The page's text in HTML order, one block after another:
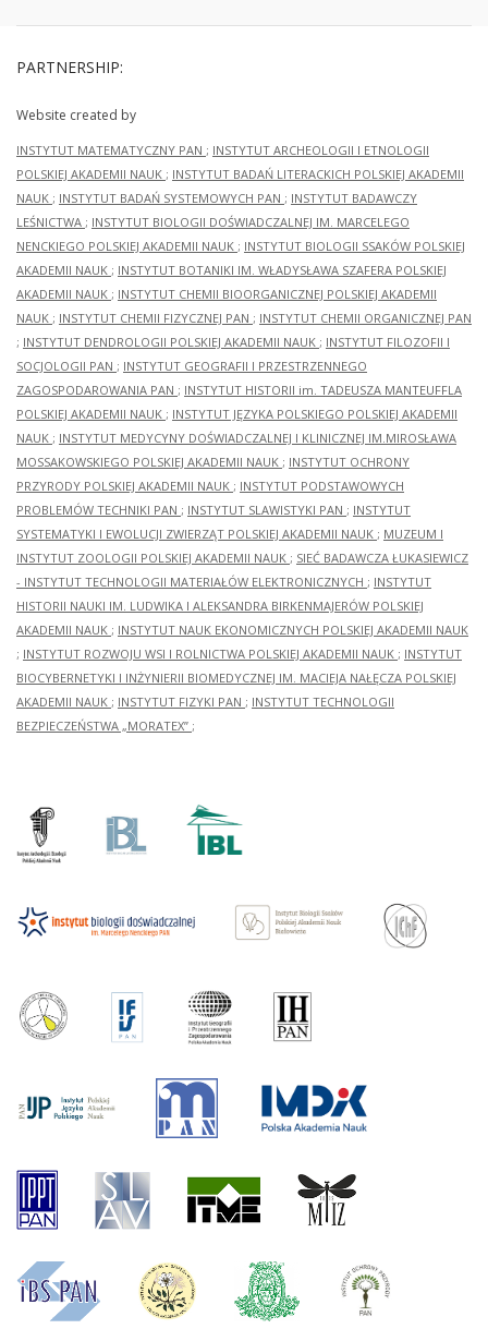
PARTNERSHIP:
Website created by
INSTYTUT MATEMATYCZNY PAN ; INSTYTUT ARCHEOLOGII I ETNOLOGII
POLSKIEJ AKADEMII NAUK ; INSTYTUT BADAŃ LITERACKICH POLSKIEJ AKADEMII
NAUK ; INSTYTUT BADAŃ SYSTEMOWYCH PAN ; INSTYTUT BADAWCZY
LEŚNICTWA ; INSTYTUT BIOLOGII DOŚWIADCZALNEJ IM. MARCELEGO
NENCKIEGO POLSKIEJ AKADEMII NAUK ; INSTYTUT BIOLOGII SSAKÓW POLSKIEJ
AKADEMII NAUK ; INSTYTUT BOTANIKI IM. WŁADYSŁAWA SZAFERA POLSKIEJ
AKADEMII NAUK ; INSTYTUT CHEMII BIOORGANICZNEJ POLSKIEJ AKADEMII
NAUK ; INSTYTUT CHEMII FIZYCZNEJ PAN ; INSTYTUT CHEMII ORGANICZNEJ PAN
; INSTYTUT DENDROLOGII POLSKIEJ AKADEMII NAUK ; INSTYTUT FILOZOFII I
SOCJOLOGII PAN ; INSTYTUT GEOGRAFII I PRZESTRZENNEGO
ZAGOSPODAROWANIA PAN ; INSTYTUT HISTORII im. TADEUSZA MANTEUFFLA
POLSKIEJ AKADEMII NAUK ; INSTYTUT JĘZYKA POLSKIEGO POLSKIEJ AKADEMII
NAUK ; INSTYTUT MEDYCYNY DOŚWIADCZALNEJ I KLINICZNEJ IM.MIROSŁAWA
MOSSAKOWSKIEGO POLSKIEJ AKADEMII NAUK ; INSTYTUT OCHRONY
PRZYRODY POLSKIEJ AKADEMII NAUK ; INSTYTUT PODSTAWOWYCH
PROBLEMÓW TECHNIKI PAN ; INSTYTUT SLAWISTYKI PAN ; INSTYTUT
SYSTEMATYKI I EWOLUCJI ZWIERZĄT POLSKIEJ AKADEMII NAUK ; MUZEUM I
INSTYTUT ZOOLOGII POLSKIEJ AKADEMII NAUK ; SIEĆ BADAWCZA ŁUKASIEWICZ
- INSTYTUT TECHNOLOGII MATERIAŁÓW ELEKTRONICZNYCH ; INSTYTUT
HISTORII NAUKI IM. LUDWIKA I ALEKSANDRA BIRKENMAJERÓW POLSKIEJ
AKADEMII NAUK ; INSTYTUT NAUK EKONOMICZNYCH POLSKIEJ AKADEMII NAUK
; INSTYTUT ROZWOJU WSI I ROLNICTWA POLSKIEJ AKADEMII NAUK ; INSTYTUT
BIOCYBERNETYKI I INŻYNIERII BIOMEDYCZNEJ IM. MACIEJA NAŁĘCZA POLSKIEJ
AKADEMII NAUK ; INSTYTUT FIZYKI PAN ; INSTYTUT TECHNOLOGII
BEZPIECZEŃSTWA „MORATEX” ;